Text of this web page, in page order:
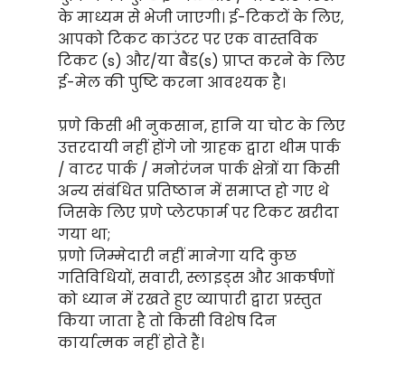
के माध्यम से भेजी जाएगी। ई-टिकटों के लिए,
आपको टिकट काउंटर पर एक वास्तविक
टिकट (s) और/या बैंड(s) प्राप्त करने के लिए
ई-मेल की पुष्टि करना आवश्यक है।
प्रणे किसी भी नुकसान, हानि या चोट के लिए
उत्तरदायी नहीं होंगे जो ग्राहक द्वारा थीम पार्क
/ वाटर पार्क / मनोरंजन पार्क क्षेत्रों या किसी
अन्य संबंधित प्रतिष्ठान में समाप्त हो गए थे
जिसके लिए प्रणे प्लेटफार्म पर टिकट खरीदा
गया था;
प्रणो जिम्मेदारी नहीं मानेगा यदि कुछ
गतिविधियों, सवारी, स्लाइड्स और आकर्षणों
को ध्यान में रखते हुए व्यापारी द्वारा प्रस्तुत
किया जाता है तो किसी विशेष दिन
कार्यात्मक नहीं होते हैं।